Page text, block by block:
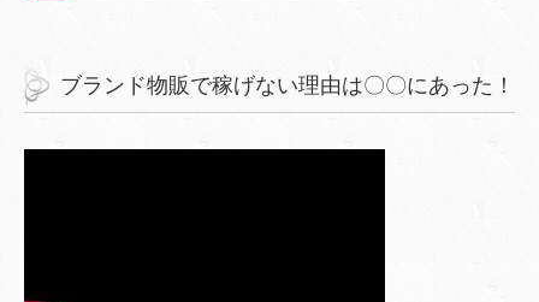
ブランド物販で稼げない理由は〇〇にあった！